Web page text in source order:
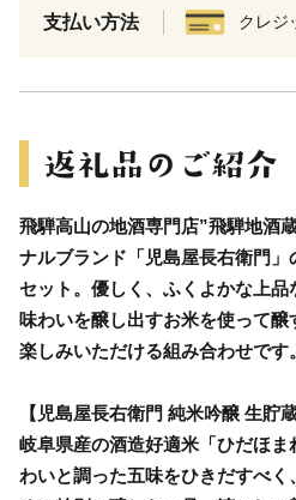
支払い方法 クレジ
飛騨高山の地酒専門店”飛騨地酒
ナルブランド「児島屋長右衛門
セット。優しく、ふくよかな上
味わいを醸し出すお米を使って
楽しみいただける組み合わせです。
【児島屋長右衛門 純米吟醸 生貯蔵
岐阜県産の酒造好適米「ひだほ
わいと調った五味をひきだすべ